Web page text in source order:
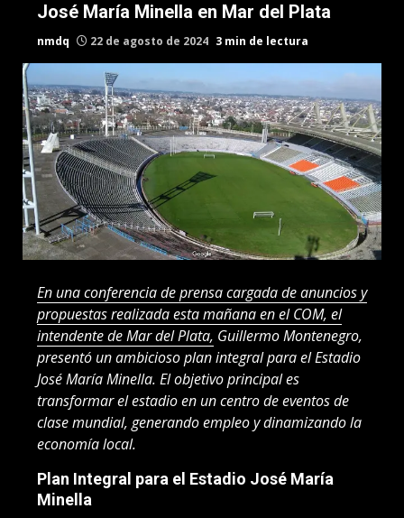
José María Minella en Mar del Plata
nmdq 22 de agosto de 2024 3 min de lectura
En una conferencia de prensa cargada de anuncios y
propuestas realizada esta mañana en el COM, el
intendente de Mar del Plata, Guillermo Montenegro,
presentó un ambicioso plan integral para el Estadio
José María Minella. El objetivo principal es
transformar el estadio en un centro de eventos de
clase mundial, generando empleo y dinamizando la
economía local.
Plan Integral para el Estadio José María
Minella